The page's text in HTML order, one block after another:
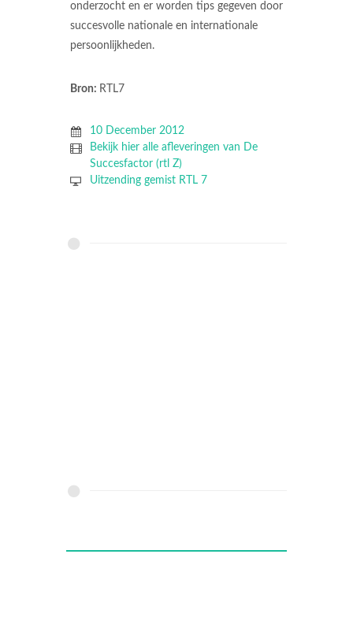
onderzocht en er worden tips gegeven door
succesvolle nationale en internationale
persoonlijkheden.
Bron: RTL7
10 December 2012
Bekijk hier alle afleveringen van De
Succesfactor (rtl Z)
Uitzending gemist RTL 7